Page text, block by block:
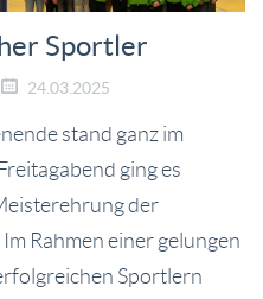
Sportler
24.03.2025
stand ganz im
ging es
der
Rahmen einer gelungen
Sportlern